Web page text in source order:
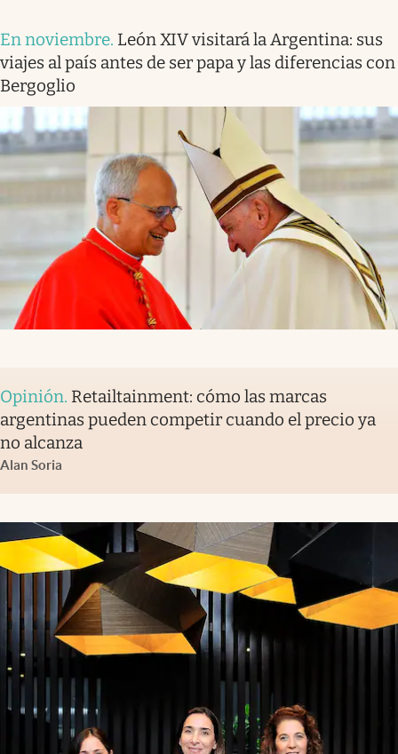
En noviembre. León XIV visitará la Argentina: sus
viajes al país antes de ser papa y las diferencias con
Bergoglio
Opinión. Retailtainment: cómo las marcas
argentinas pueden competir cuando el precio ya
no alcanza
Alan Soria